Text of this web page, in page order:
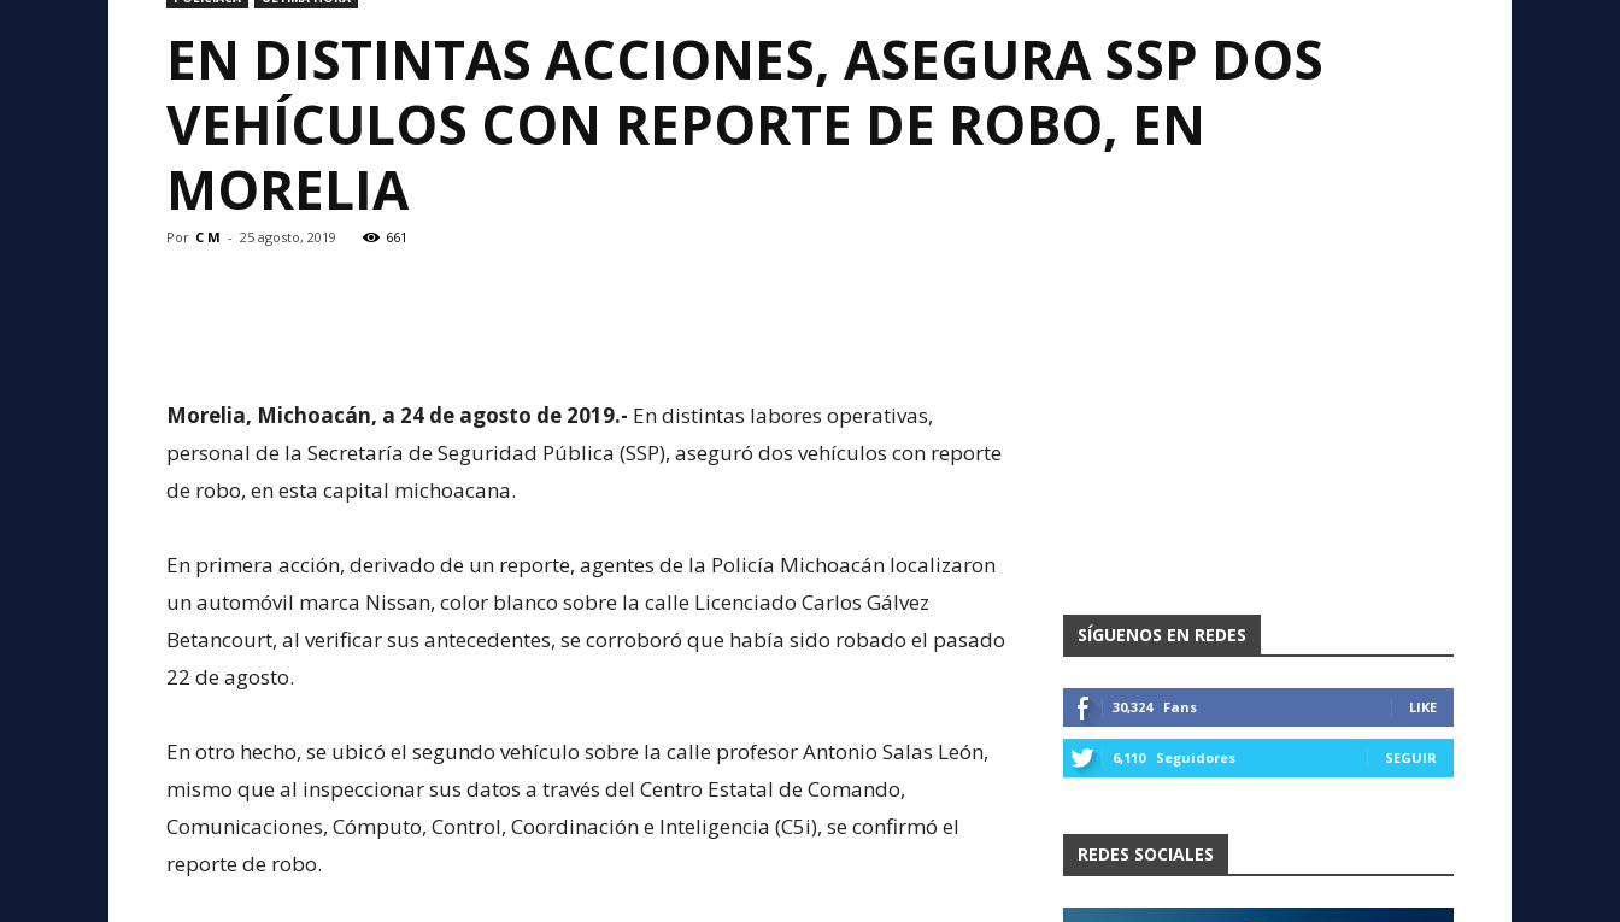
EN DISTINTAS ACCIONES, ASEGURA SSP DOS
VEHÍCULOS CON REPORTE DE ROBO, EN
MORELIA
Por C M - 25 agosto, 2019 661
Morelia, Michoacán, a 24 de agosto de 2019.- En distintas labores operativas,
personal de la Secretaría de Seguridad Pública (SSP), aseguró dos vehículos con reporte
de robo, en esta capital michoacana.
En primera acción, derivado de un reporte, agentes de la Policía Michoacán localizaron
un automóvil marca Nissan, color blanco sobre la calle Licenciado Carlos Gálvez
Betancourt, al verificar sus antecedentes, se corroboró que había sido robado el pasado
22 de agosto.
En otro hecho, se ubicó el segundo vehículo sobre la calle profesor Antonio Salas León,
mismo que al inspeccionar sus datos a través del Centro Estatal de Comando,
Comunicaciones, Cómputo, Control, Coordinación e Inteligencia (C5i), se confirmó el
reporte de robo.
SÍGUENOS EN REDES
30,324 Fans LIKE
6,110 Seguidores SEGUIR
REDES SOCIALES